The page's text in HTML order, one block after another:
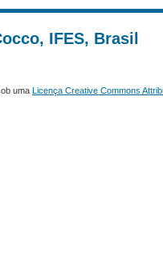
IFES, Brasil
uma Licença Creative Commons